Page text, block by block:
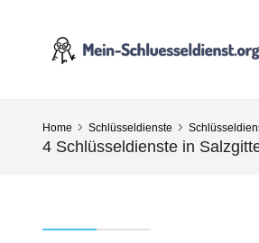
Home Schlüsseldienste
4 Schlüsseldienste in